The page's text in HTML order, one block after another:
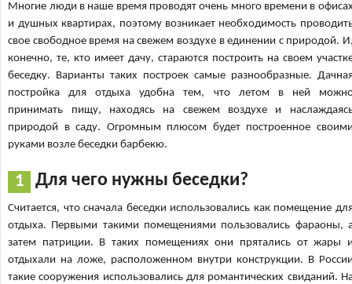
Многие люди в наше время проводят очень много времени в
и душных квартирах, поэтому возникает необходимость
свое свободное время на свежем воздухе в единении с природой.
конечно, те, кто имеет дачу, стараются построить на своем
беседку. Варианты таких построек самые разнообразные.
постройка для отдыха удобна тем, что летом в ней
принимать пищу, находясь на свежем воздухе и
природой в саду. Огромным плюсом будет построенное
руками возле беседки барбекю.
Для чего нужны беседки?
Считается, что сначала беседки использовались как помещение
отдыха. Первыми такими помещениями пользовались фараоны,
затем патриции. В таких помещениях они прятались от жары
отдыхали на ложе, расположенном внутри конструкции. В
такие сооружения использовались для романтических свиданий.